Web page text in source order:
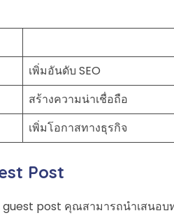
เพิ่มอันดับ SEO
สร้างความน่าเชื่อถือ
เพิ่มโอกาสทางธุรกิจ
Post
post คุณสามารถนำเสนอ